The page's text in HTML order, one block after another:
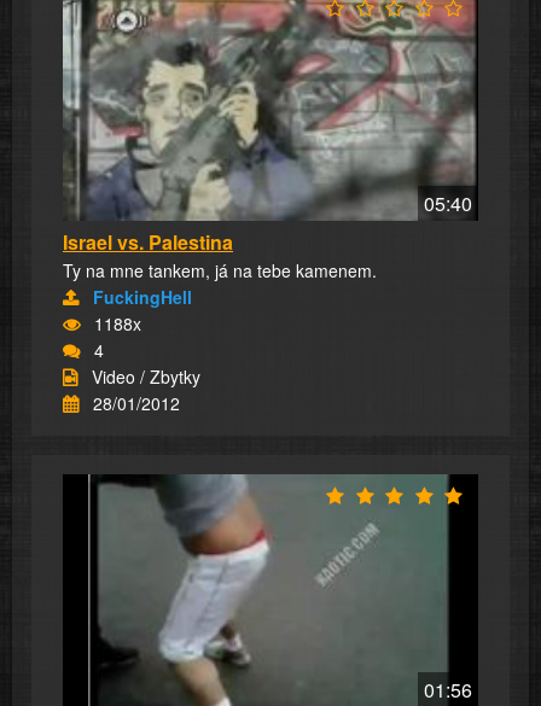
05:40
Israel vs. Palestina
Ty na mne tankem, já na tebe kamenem.
FuckingHell
1188x
4
Video / Zbytky
28/01/2012
01:56